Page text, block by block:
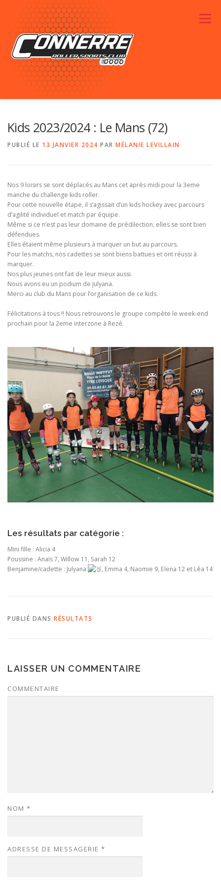
Aller au contenu
Menu
Kids 2023/2024 : Le Mans (72)
PUBLIÉ LE 13 JANVIER 2024 PAR MÉLANIE LEVILLAIN
Nos 9 loisirs se sont déplacés au Mans cet après midi pour la 3eme
manche du challenge kids roller.
Pour cette nouvelle étape, il s’agissait d’un kids hockey avec parcours
d’agilité individuel et match par équipe.
Même si ce n’est pas leur domaine de prédilection, elles se sont bien
défendues.
Elles étaient même plusieurs à marquer un but au parcours.
Pour les matchs, nos cadettes se sont biens battues et ont réussi à
marquer.
Nos plus jeunes ont fait de leur mieux aussi.
Nous avons eu un podium de Julyana.
Merci au club du Mans pour l’organisation de ce kids.
Félicitations à tous !! Nous retrouvons le groupe compète le week-end
prochain pour la 2eme interzone à Rezé.
Les résultats par catégorie :
Mini fille : Alicia 4
Poussine : Anaïs 7, Willow 11, Sarah 12
Benjamine/cadette : Julyana
, Emma 4, Naomie 9, Elena 12 et Léa 14
PUBLIÉ DANS RÉSULTATS
LAISSER UN COMMENTAIRE
COMMENTAIRE
NOM *
ADRESSE DE MESSAGERIE *